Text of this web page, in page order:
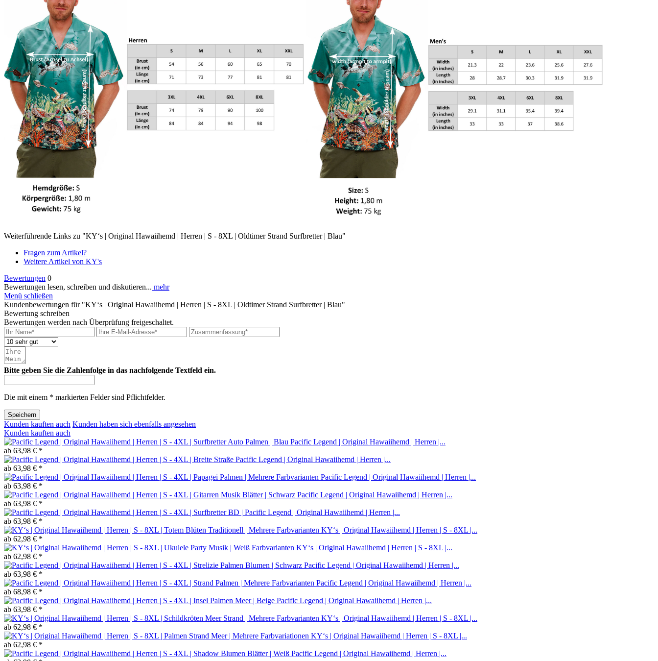
Weiterführende Links zu "KY‘s | Original Hawaiihemd | Herren | S - 8XL | Oldtimer Strand Surfbretter | Blau"
Fragen zum Artikel?
Weitere Artikel von KY's
Bewertungen 0
Bewertungen lesen, schreiben und diskutieren... mehr
Menü schließen
Kundenbewertungen für "KY‘s | Original Hawaiihemd | Herren | S - 8XL | Oldtimer Strand Surfbretter | Blau"
Bewertung schreiben
Bewertungen werden nach Überprüfung freigeschaltet.
Bitte geben Sie die Zahlenfolge in das nachfolgende Textfeld ein.
Die mit einem * markierten Felder sind Pflichtfelder.
Speichern
Kunden kauften auch Kunden haben sich ebenfalls angesehen
Kunden kauften auch
Pacific Legend | Original Hawaiihemd | Herren |...
ab 63,98 € *
Pacific Legend | Original Hawaiihemd | Herren |...
ab 63,98 € *
Pacific Legend | Original Hawaiihemd | Herren |...
ab 63,98 € *
Pacific Legend | Original Hawaiihemd | Herren |...
ab 63,98 € *
Pacific Legend | Original Hawaiihemd | Herren |...
ab 63,98 € *
KY‘s | Original Hawaiihemd | Herren | S - 8XL |...
ab 62,98 € *
KY‘s | Original Hawaiihemd | Herren | S - 8XL |...
ab 62,98 € *
Pacific Legend | Original Hawaiihemd | Herren |...
ab 63,98 € *
Pacific Legend | Original Hawaiihemd | Herren |...
ab 68,98 € *
Pacific Legend | Original Hawaiihemd | Herren |...
ab 63,98 € *
KY‘s | Original Hawaiihemd | Herren | S - 8XL |...
ab 62,98 € *
KY‘s | Original Hawaiihemd | Herren | S - 8XL |...
ab 62,98 € *
Pacific Legend | Original Hawaiihemd | Herren |...